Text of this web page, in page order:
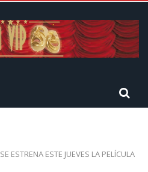
SE ESTRENA ESTE JUEVES LA PELÍCULA